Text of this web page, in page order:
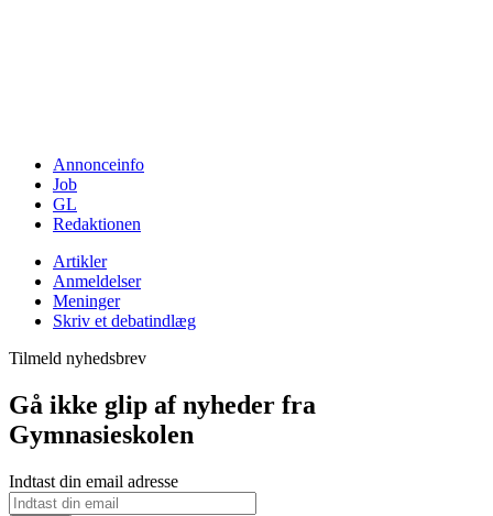
Annonceinfo
Job
GL
Redaktionen
Artikler
Anmeldelser
Meninger
Skriv et debatindlæg
Tilmeld nyhedsbrev
Gå ikke glip af nyheder fra
Gymnasieskolen
Indtast din email adresse